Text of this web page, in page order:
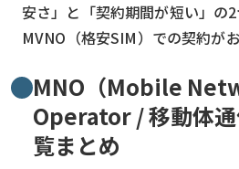
安さ」と「契約期間が短い」の2
MVNO（格安SIM）での契約がお
MNO（Mobile
Operator / 移動体
覧まとめ